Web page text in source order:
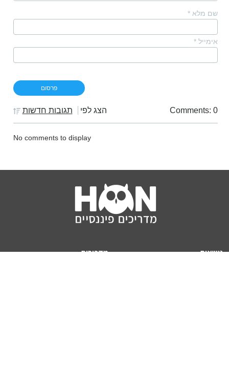
שם מלא *
אימייל *
Comments: 0 הצג לפי תגובות חדשות
No comments to display
נושאים
מדריכים